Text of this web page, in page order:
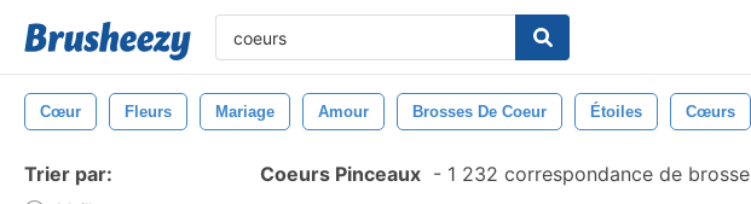
Cœur Fleurs Mariage Amour Brosses De Coeur Étoiles Cœurs
Trier par: Coeurs Pinceaux - 1 232 correspondance de brosse